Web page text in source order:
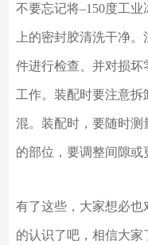
不要忘记将–150度工
上的密封胶清洗干净
件进行检查、并对损
工作。装配时要注意
混。装配时，要随时
的部位，要调整间隙或
有了这些，大家想必也
的认识了吧，相信大家